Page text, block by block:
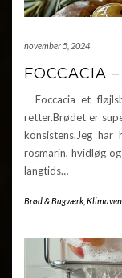
november 5, 2024
FOCCACIA
Foccacia et
retter.Brødet er
konsistens.Jeg
rosmarin, hvidløg
langtids…
Brød & Bagværk